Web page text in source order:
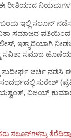
ಇಲ್ಲಿ ಸಲೂನ್
ಸಮಾಜದ ವತಿಯಿಂದ
ಇತ್ಯಾದಿಯಾಗಿ
ಸಮಾಜ
ಚರ್ಚೆ ನಡೆಸಿ
ಸುರೇಶ್
ವಿಜಯ್ ಕುಮಾರ್
ಸಲೂನ್‍ಗಳನ್ನು